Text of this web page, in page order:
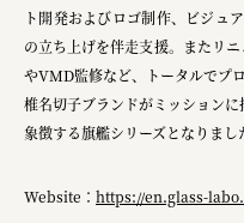
100本のスプーン
メッセフランクフルト
キリンホールディン
ピジョン株式会社
ト開発およびロゴ制作、ビジュ
の立ち上げを伴走支援。またリ
やVMD監修など、トータルでプロ
椎名切子ブランドがミッション
象徴する旗艦シリーズとなりまし
Website： https://en.glass-